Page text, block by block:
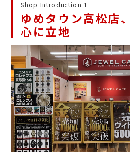
Shop Introduction 1
ゆめタウン高松店
心に立地